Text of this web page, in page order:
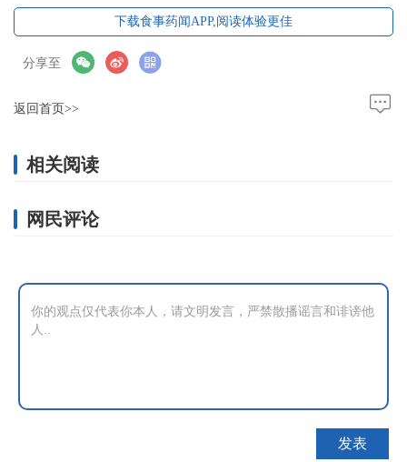
下载食事药闻APP,阅读体验更佳
分享至
返回首页>>
相关阅读
网民评论